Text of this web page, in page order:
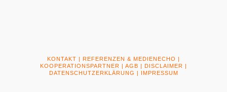
KONTAKT REFERENZEN & MEDIENECHO
KOOPERATIONSPARTNER
AGB DISCLAIMER
DATENSCHUTZERKLÄRUNG
IMPRESSUM